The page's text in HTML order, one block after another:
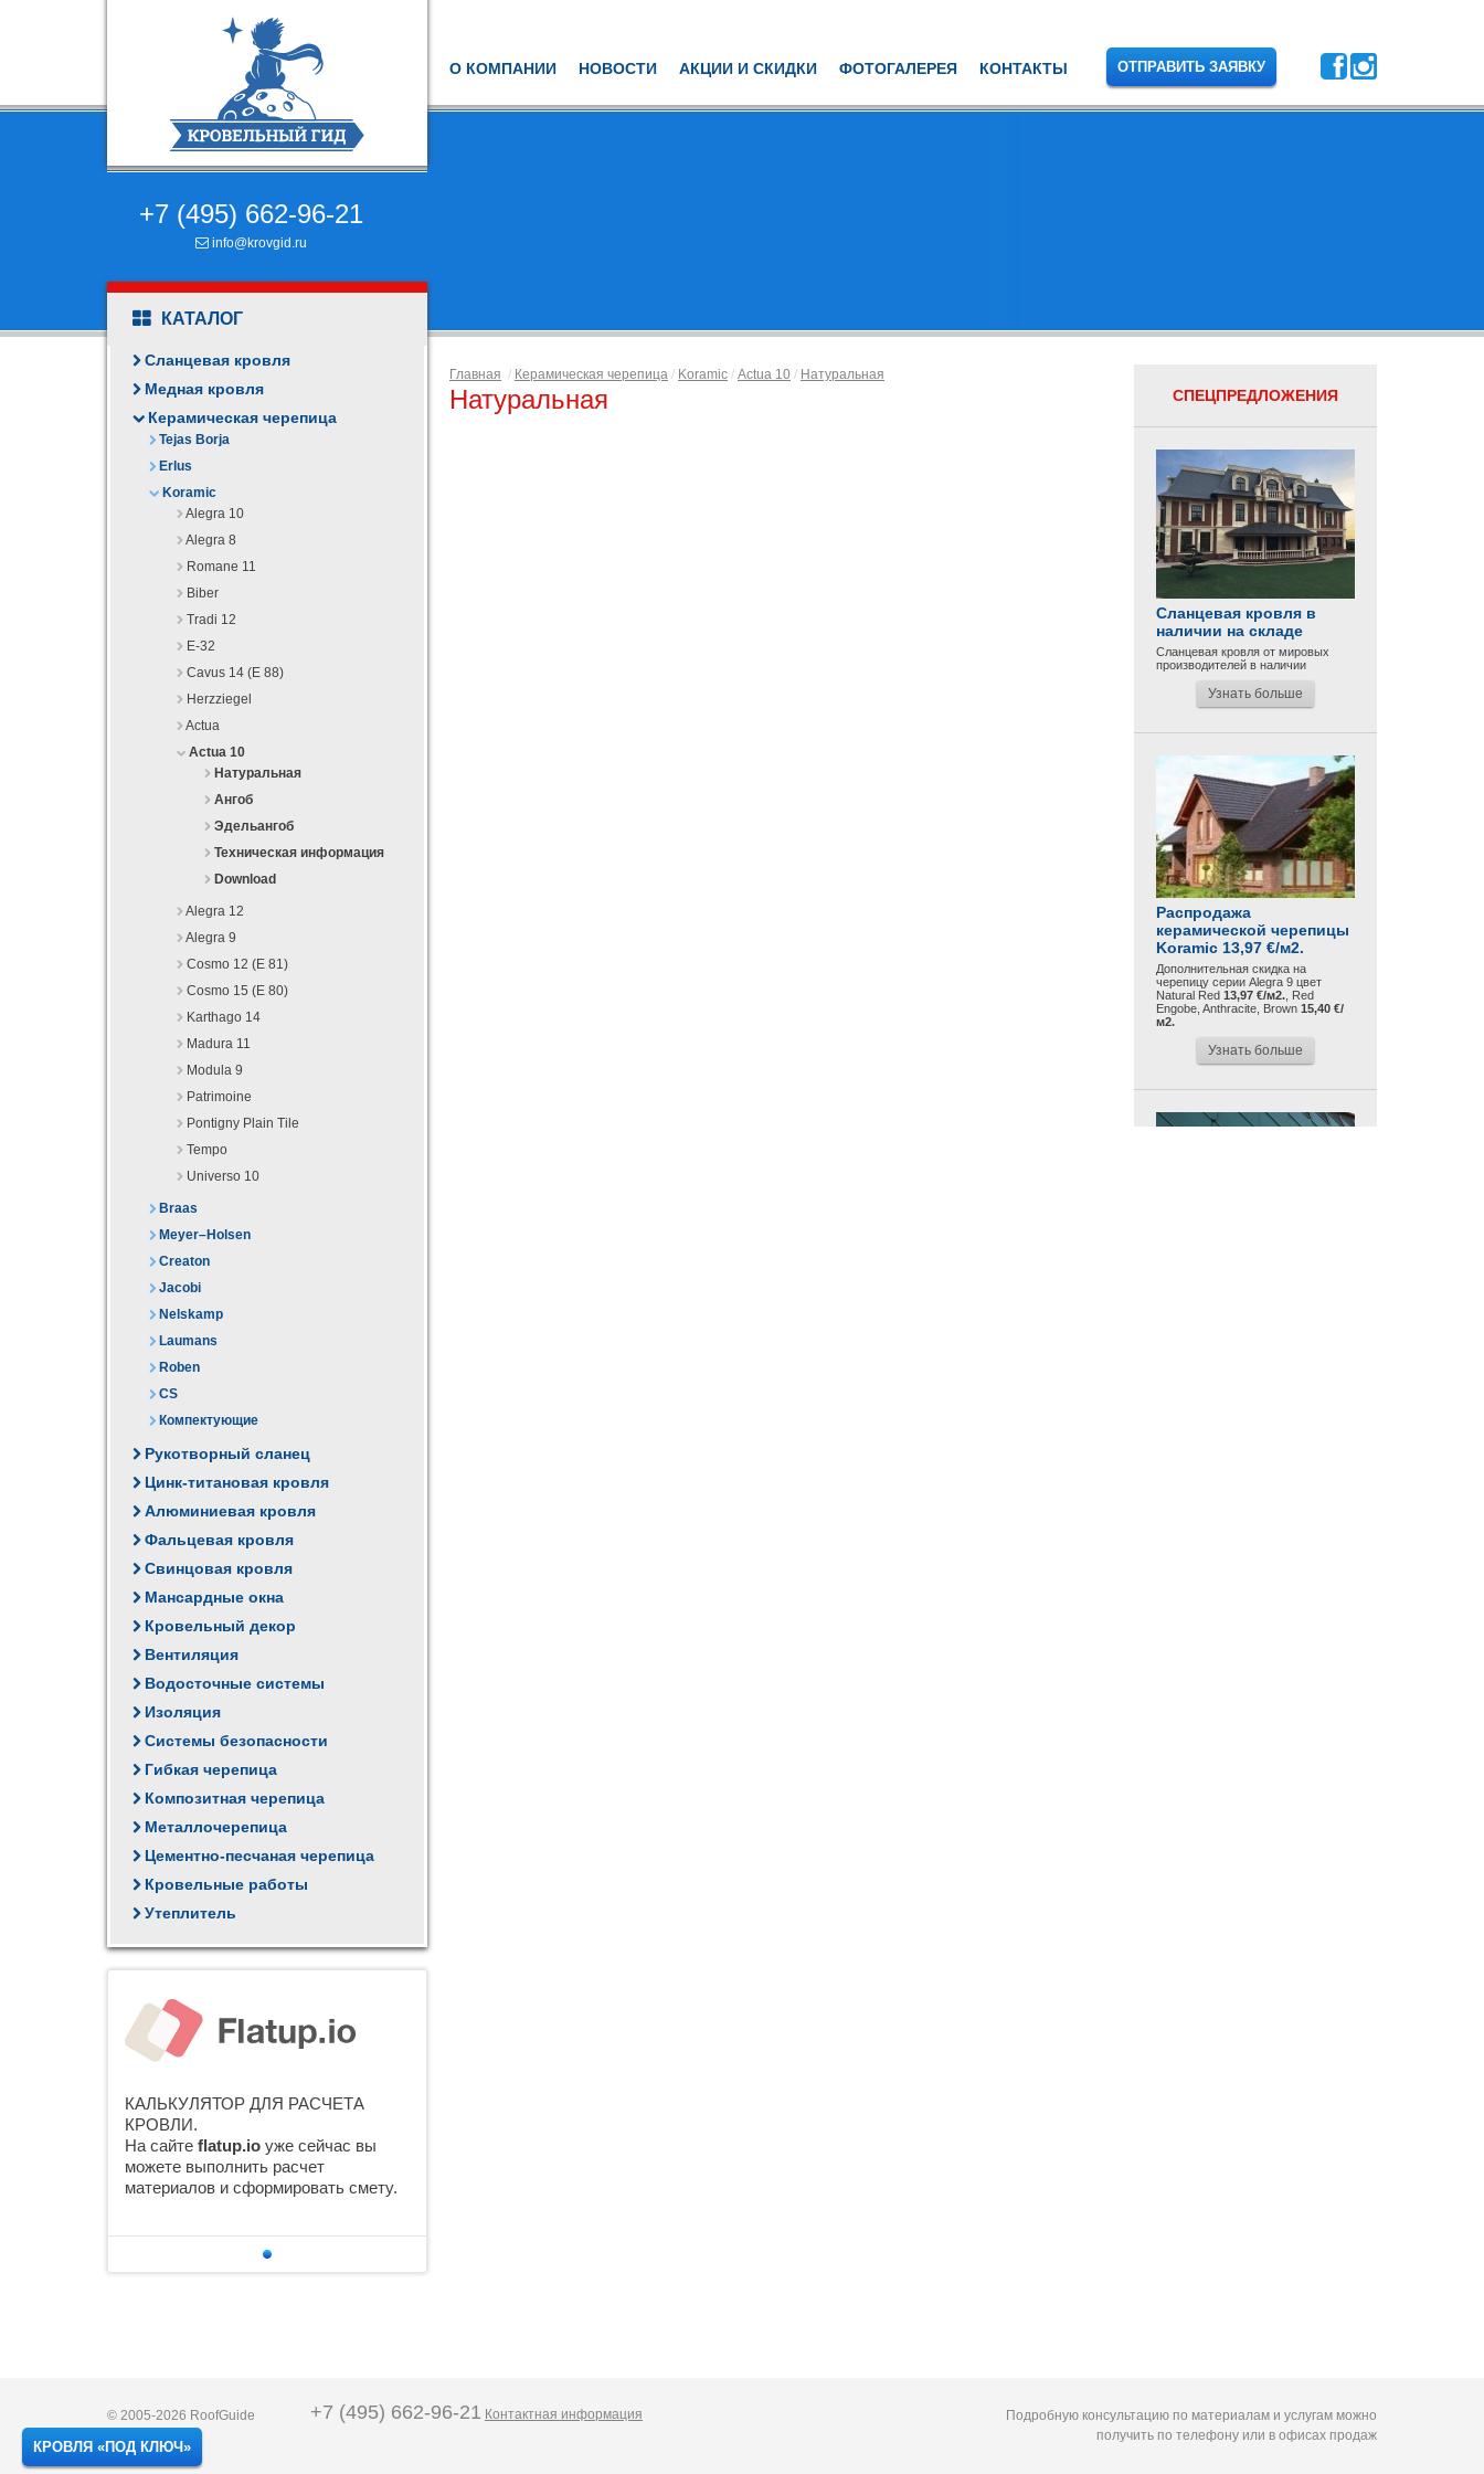
О КОМПАНИИ НОВОСТИ АКЦИИ И СКИДКИ ФОТОГАЛЕРЕЯ КОНТАКТЫ ОТПРАВИТЬ ЗАЯВКУ
+7 (495) 662-96-21
info@krovgid.ru
КАТАЛОГ
Сланцевая кровля
Медная кровля
Керамическая черепица
Tejas Borja
Erlus
Koramic
Alegra 10
Alegra 8
Romane 11
Biber
Tradi 12
E-32
Cavus 14 (E 88)
Herzziegel
Actua
Actua 10
Натуральная
Ангоб
Эдельангоб
Техническая информация
Download
Alegra 12
Alegra 9
Cosmo 12 (E 81)
Cosmo 15 (E 80)
Karthago 14
Madura 11
Modula 9
Patrimoine
Pontigny Plain Tile
Tempo
Universo 10
Braas
Meyer–Holsen
Creaton
Jacobi
Nelskamp
Laumans
Roben
CS
Компектующие
Рукотворный сланец
Цинк-титановая кровля
Алюминиевая кровля
Фальцевая кровля
Свинцовая кровля
Мансардные окна
Кровельный декор
Вентиляция
Водосточные системы
Изоляция
Системы безопасности
Гибкая черепица
Композитная черепица
Металлочерепица
Цементно-песчаная черепица
Кровельные работы
Утеплитель
КАЛЬКУЛЯТОР ДЛЯ РАСЧЕТА
КРОВЛИ.
На сайте flatup.io уже сейчас вы
можете выполнить расчет
материалов и сформировать смету.
Главная / Керамическая черепица / Koramic / Actua 10 / Натуральная
Натуральная СПЕЦПРЕДЛОЖЕНИЯ
Сланцевая кровля в
наличии на складе
Сланцевая кровля от мировых
производителей в наличии
Узнать больше
Распродажа
керамической черепицы
Koramic 13,97 €/м2.
Дополнительная скидка на
черепицу серии Alegra 9 цвет
Natural Red 13,97 €/м2. , Red
Engobe, Anthracite, Brown 15,40 €/
м2.
Узнать больше
© 2005-2026 RoofGuide
+7 (495) 662-96-21 Контактная информация
Подробную консультацию по материалам и услугам можно
получить по телефону или в офисах продаж
КРОВЛЯ «ПОД КЛЮЧ»